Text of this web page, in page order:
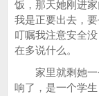
饭，那天她刚进家
我是正要出去，
叮嘱我注意安全没
在多说什么。
家里就剩她一
响了，是一个学生